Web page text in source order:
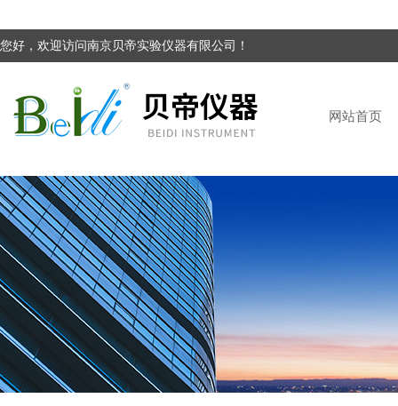
您好，欢迎访问南京贝帝实验仪器有限公司！
网站首页